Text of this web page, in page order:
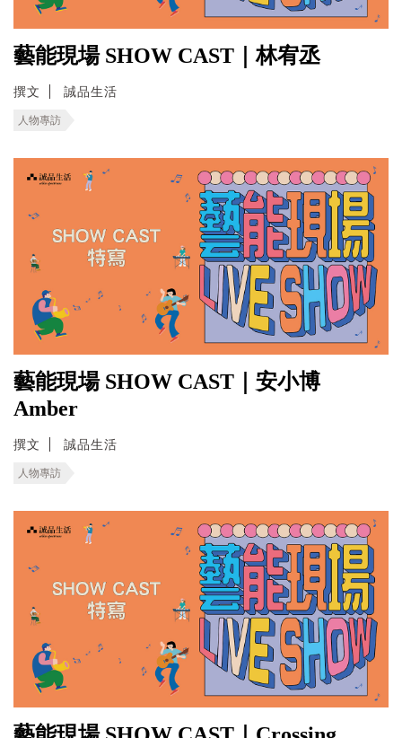
藝能現場 SHOW CAST｜林宥丞
撰文 誠品生活
人物專訪
藝能現場 SHOW CAST｜安小博
Amber
撰文 誠品生活
人物專訪